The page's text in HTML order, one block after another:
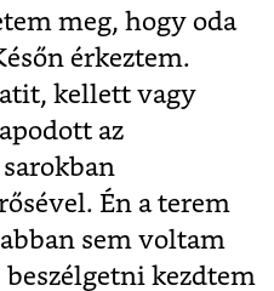
meg, hogy oda
érkeztem.
kellett vagy
az
Én a terem
sem voltam
kezdtem